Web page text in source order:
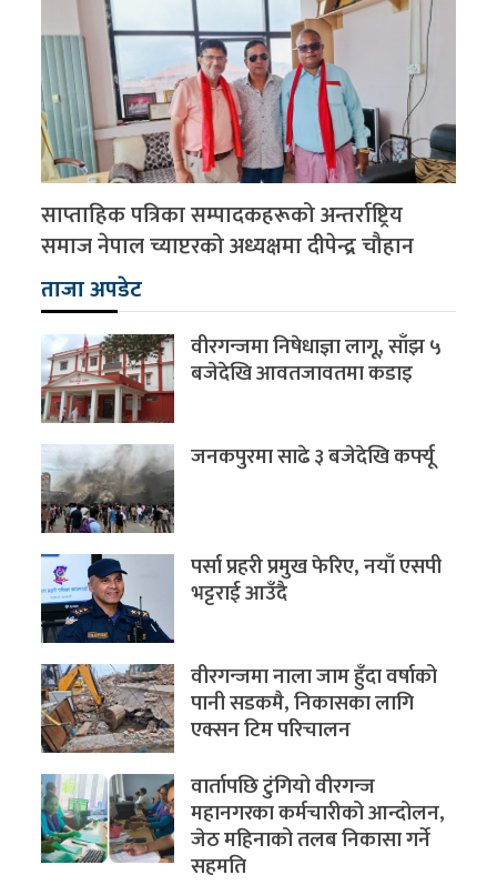
साप्ताहिक पत्रिका सम्पादकहरूको अन्तर्राष्ट्रिय
समाज नेपाल च्याप्टरको अध्यक्षमा दीपेन्द्र चौहान
ताजा अपडेट
वीरगन्जमा निषेधाज्ञा लागू, साँझ ५
बजेदेखि आवतजावतमा कडाइ
जनकपुरमा साढे ३ बजेदेखि कर्फ्यू
पर्सा प्रहरी प्रमुख फेरिए, नयाँ एसपी
भट्टराई आउँदै
वीरगन्जमा नाला जाम हुँदा वर्षाको
पानी सडकमै, निकासका लागि
एक्सन टिम परिचालन
वार्तापछि टुंगियो वीरगन्ज
महानगरका कर्मचारीको आन्दोलन,
जेठ महिनाको तलब निकासा गर्ने
सहमति